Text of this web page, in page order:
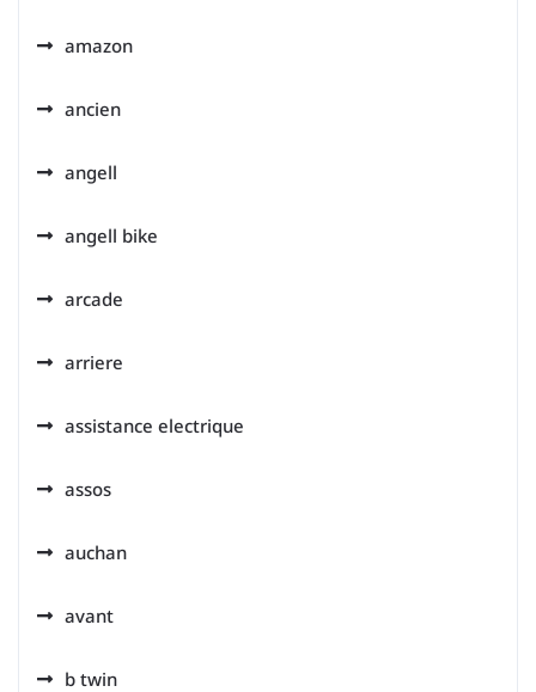
amazon
ancien
angell
angell bike
arcade
arriere
assistance electrique
assos
auchan
avant
b twin